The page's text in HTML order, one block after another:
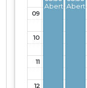
09
10
11
12
Aberto